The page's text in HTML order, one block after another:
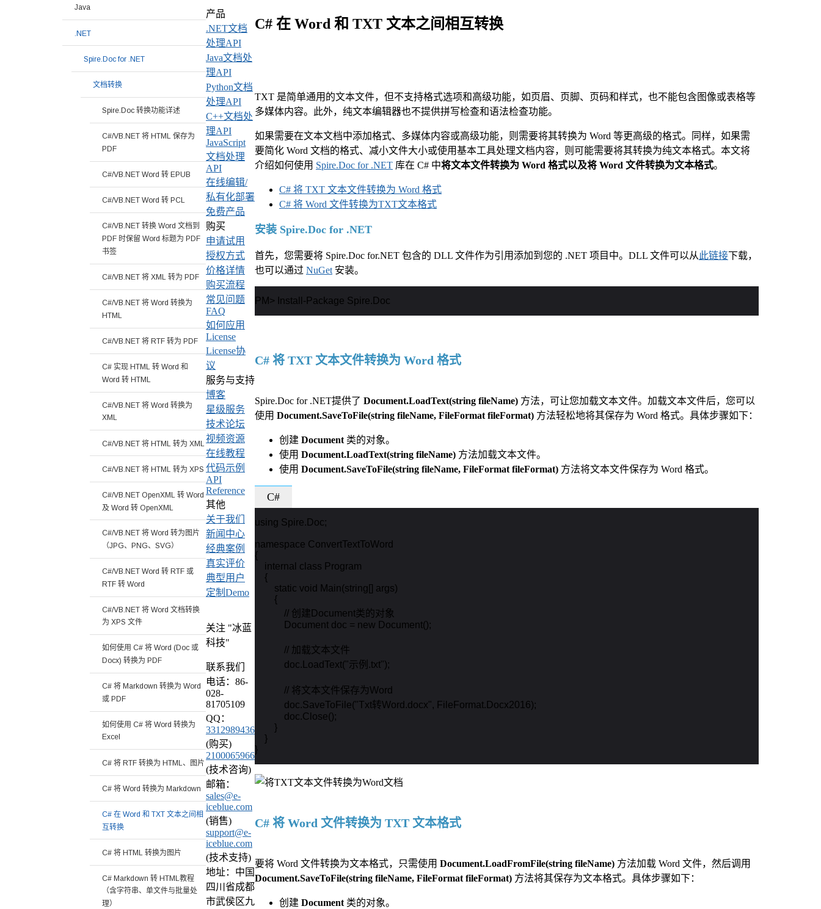
C# 在 Word 和 TXT 文本之间相互转换
TXT 是简单通用的文本文件，但不支持格式选项和高级功能，如页眉、页脚、页码和样式，也不能包含图像或表格等
多媒体内容。此外，纯文本编辑器也不提供拼写检查和语法检查功能。
如果需要在文本文档中添加格式、多媒体内容或高级功能，则需要将其转换为 Word 等更高级的格式。同样，如果需
要简化 Word 文档的格式、减小文件大小或使用基本工具处理文档内容，则可能需要将其转换为纯文本格式。本文将
介绍如何使用 Spire.Doc for .NET 库在 C# 中将文本文件转换为 Word 格式以及将 Word 文件转换为文本格式。
C# 将 TXT 文本文件转换为 Word 格式
C# 将 Word 文件转换为TXT文本格式
安装 Spire.Doc for .NET
首先，您需要将 Spire.Doc for.NET 包含的 DLL 文件作为引用添加到您的 .NET 项目中。DLL 文件可以从 此链接下载，
也可以通过 NuGet 安装。
PM> Install-Package Spire.Doc
C# 将 TXT 文本文件转换为 Word 格式
Spire.Doc for .NET提供了 Document.LoadText(string fileName) 方法，可让您加载文本文件。加载文本文件后，您可以
使用 Document.SaveToFile(string fileName, FileFormat fileFormat) 方法轻松地将其保存为 Word 格式。具体步骤如下：
创建 Document 类的对象。
使用 Document.LoadText(string fileName) 方法加载文本文件。
使用 Document.SaveToFile(string fileName, FileFormat fileFormat) 方法将文本文件保存为 Word 格式。
C#
using Spire.Doc;
namespace ConvertTextToWord
{
    internal class Program
    {
        static void Main(string[] args)
        {
            // 创建Document类的对象
            Document doc = new Document();
            // 加载文本文件
            doc.LoadText("示例.txt");
            // 将文本文件保存为Word
            doc.SaveToFile("Txt转Word.docx", FileFormat.Docx2016);
            doc.Close();
        }
    }
}
C# 将 Word 文件转换为 TXT 文本格式
要将 Word 文件转换为文本格式，只需使用 Document.LoadFromFile(string fileName) 方法加载 Word 文件，然后调用
Document.SaveToFile(string fileName, FileFormat fileFormat) 方法将其保存为文本格式。具体步骤如下：
创建 Document 类的对象。
Java
.NET
Spire.Doc for .NET
文档转换
Spire.Doc 转换功能详述
C#/VB.NET 将 HTML 保存为
PDF
C#/VB.NET Word 转 EPUB
C#/VB.NET Word 转 PCL
C#/VB.NET 转换 Word 文档到
PDF 时保留 Word 标题为 PDF
书签
C#/VB.NET 将 XML 转为 PDF
C#/VB.NET 将 Word 转换为
HTML
C#/VB.NET 将 RTF 转为 PDF
C# 实现 HTML 转 Word 和
Word 转 HTML
C#/VB.NET 将 Word 转换为
XML
C#/VB.NET 将 HTML 转为 XML
C#/VB.NET 将 HTML 转为 XPS
C#/VB.NET OpenXML 转 Word
及 Word 转 OpenXML
C#/VB.NET 将 Word 转为图片
（JPG、PNG、SVG）
C#/VB.NET Word 转 RTF 或
RTF 转 Word
C#/VB.NET 将 Word 文档转换
为 XPS 文件
如何使用 C# 将 Word (Doc 或
Docx) 转换为 PDF
C# 将 Markdown 转换为 Word
或 PDF
如何使用 C# 将 Word 转换为
Excel
C# 将 RTF 转换为 HTML、图片
C# 将 Word 转换为 Markdown
C# 在 Word 和 TXT 文本之间相
互转换
C# 将 HTML 转换为图片
C# Markdown 转 HTML教程
（含字符串、单文件与批量处
理）
产品
.NET文档
处理API
Java文档处
理API
Python文档
处理API
C++文档处
理API
JavaScript
文档处理
API
在线编辑/
私有化部署
免费产品
购买
申请试用
授权方式
价格详情
购买流程
常见问题
FAQ
如何应用
License
License协
议
服务与支持
博客
星级服务
技术论坛
视频资源
在线教程
代码示例
API
Reference
其他
关于我们
新闻中心
经典案例
真实评价
典型用户
定制Demo
关注 "冰蓝
科技"
联系我们
电话：86-
028-
81705109
QQ：
3312989436
(购买)
2100065966
(技术咨询)
邮箱：
sales@e-
iceblue.com
(销售)
support@e-
iceblue.com
(技术支持)
地址：中国
四川省成都
市武侯区九